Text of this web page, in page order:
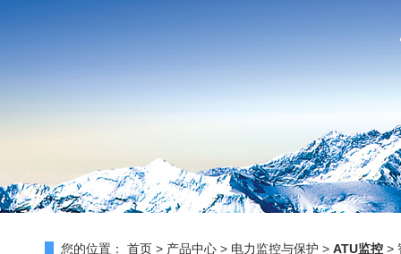
您的位置： 首页 > 产品中心 > 电力监控与保护 > ATU监控 >